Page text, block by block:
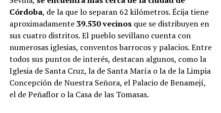
Córdoba, de la que lo separan 62 kilómetros. Écija tiene
aproximadamente 39.530 vecinos que se distribuyen en
sus cuatro distritos. El pueblo sevillano cuenta con
numerosas iglesias, conventos barrocos y palacios. Entre
todos sus puntos de interés, destacan algunos, como la
Iglesia de Santa Cruz, la de Santa María o la de la Limpia
Concepción de Nuestra Señora, el Palacio de Benamejí,
el de Peñaflor o la Casa de las Tomasas.